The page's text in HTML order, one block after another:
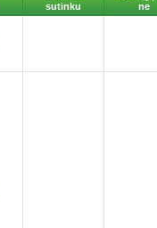
sutinku
ne